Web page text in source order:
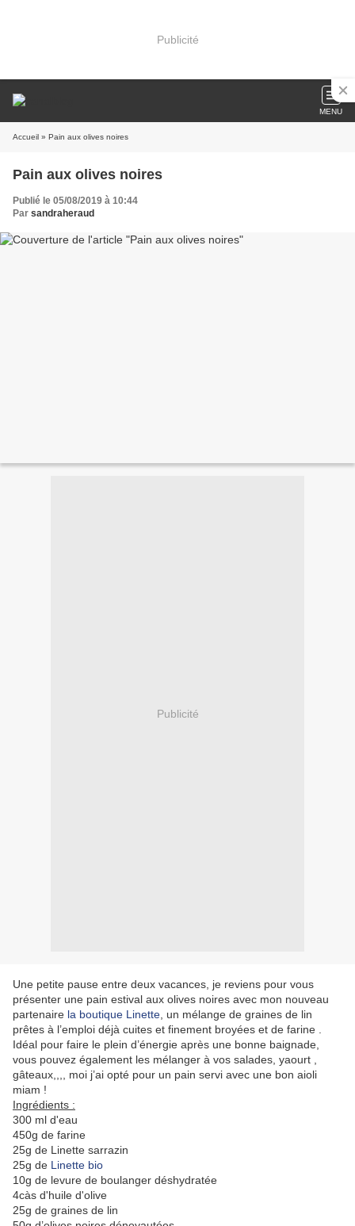
Publicité
MENU
Accueil » Pain aux olives noires
Pain aux olives noires
Publié le 05/08/2019 à 10:44
Par sandraheraud
Publicité
Une petite pause entre deux vacances, je reviens pour vous
présenter une pain estival aux olives noires avec mon nouveau
partenaire la boutique Linette , un mélange de graines de lin
prêtes à l’emploi déjà cuites et finement broyées et de farine .
Idéal pour faire le plein d’énergie après une bonne baignade,
vous pouvez également les mélanger à vos salades, yaourt ,
gâteaux,,,, moi j’ai opté pour un pain servi avec une bon aioli
miam !
Ingrédients :
300 ml d'eau
450g de farine
25g de Linette sarrazin
25g de Linette bio
10g de levure de boulanger déshydratée
4càs d'huile d'olive
25g de graines de lin